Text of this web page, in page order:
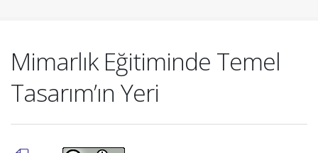
Mimarlık Eğitiminde Temel
Tasarım’ın Yeri